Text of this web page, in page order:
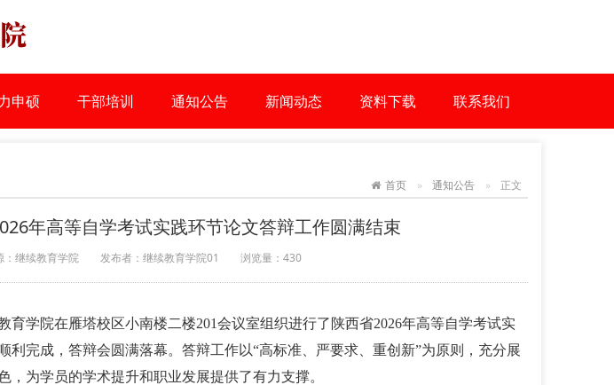
申硕 干部培训 通知公告 新闻动态 资料下载 联系我们
首页 通知公告 正文
年高等自学考试实践环节论文答辩工作圆满结束
：继续教育学院 发布者：继续教育学院01 浏览量： 430
育学院在雁塔校区小南楼二楼201会议室组织进行了 陕西省2026年高等自学考试实
利完成 ， 答辩会圆满落幕。 答辩工作以“高标准、严要求、重创新”为原则，充分展
为学员的学术提升和职业发展提供了有力支撑。